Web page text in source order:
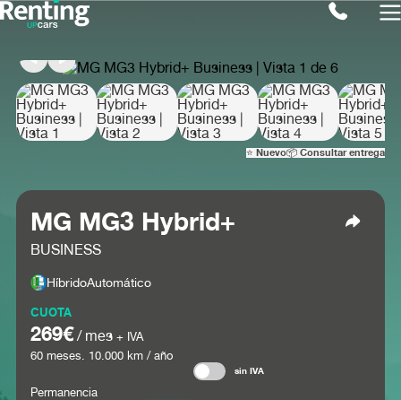
⭐ Nuevo📦 Consultar entrega
MG MG3 Hybrid+
BUSINESS
HíbridoAutomático
CUOTA
269€/ mes + IVA
60meses. 10.000km / año
sin IVA
Permanencia